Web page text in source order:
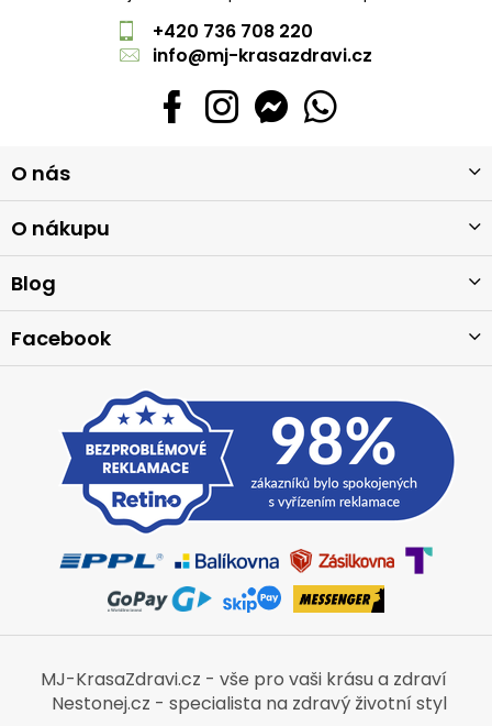
+420 736 708 220
info@mj-krasazdravi.cz
á
p
a
t
O nás
O nákupu
Blog
Facebook
MJ-KrasaZdravi.cz - vše pro vaši krásu a zdraví
Nestonej.cz - specialista na zdravý životní styl